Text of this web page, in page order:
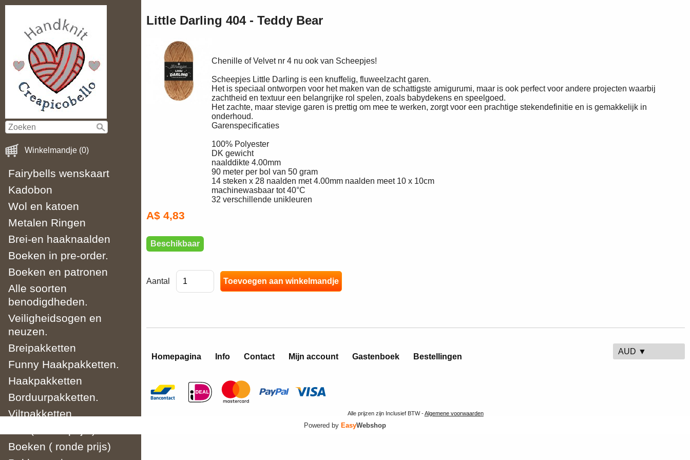
Winkelmandje (0)
Fairybells wenskaart
Kadobon
Wol en katoen
Metalen Ringen
Brei-en haaknaalden
Boeken in pre-order.
Boeken en patronen
Alle soorten
benodigdheden.
Veiligheidsogen en
neuzen.
Breipakketten
Funny Haakpakketten.
Haakpakketten
Borduurpakketten.
Viltpakketten
Boeken ( ronde prijs)
Little Darling 404 - Teddy Bear
Chenille of Velvet nr 4 nu ook van Scheepjes!
Scheepjes Little Darling is een knuffelig, fluweelzacht garen.
Het is speciaal ontworpen voor het maken van de schattigste amigurumi, maar is ook perfect voor andere projecten waarbij
zachtheid en textuur een belangrijke rol spelen, zoals babydekens en speelgoed.
Het zachte, maar stevige garen is prettig om mee te werken, zorgt voor een prachtige stekendefinitie en is gemakkelijk in
onderhoud.
Garenspecificaties
100% Polyester
DK gewicht
naalddikte 4.00mm
90 meter per bol van 50 gram
14 steken x 28 naalden met 4.00mm naalden meet 10 x 10cm
machinewasbaar tot 40°C
32 verschillende unikleuren
A$ 4,83
Beschikbaar
Aantal
Homepagina Info Contact Mijn account Gastenboek Bestellingen
AUD ▼
Alle prijzen zijn Inclusief BTW -Algemene voorwaarden
Powered by EasyWebshop